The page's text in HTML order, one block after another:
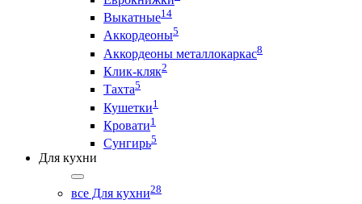
Выкатные14
Аккордеоны5
Аккордеоны металлокаркас8
Клик-кляк2
Тахта5
Кушетки1
Кровати1
Сунгирь5
Для кухни
все Для кухни28